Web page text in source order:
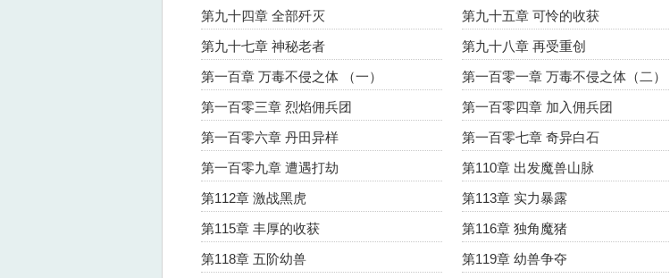
第九十四章 全部歼灭
第九十五章 可怜的收获
第九十七章 神秘老者
第九十八章 再受重创
第一百章 万毒不侵之体 （一）
第一百零一章 万毒不侵之体（二）
第一百零三章 烈焰佣兵团
第一百零四章 加入佣兵团
第一百零六章 丹田异样
第一百零七章 奇异白石
第一百零九章 遭遇打劫
第110章 出发魔兽山脉
第112章 激战黑虎
第113章 实力暴露
第115章 丰厚的收获
第116章 独角魔猪
第118章 五阶幼兽
第119章 幼兽争夺